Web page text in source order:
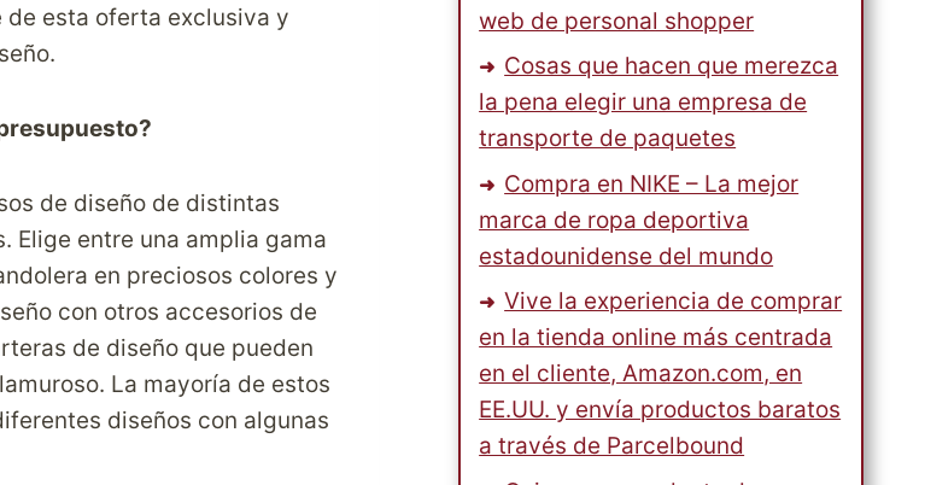
esta oferta exclusiva y
de diseño de distintas
Elige entre una amplia gama
en preciosos colores y
con otros accesorios de
de diseño que pueden
La mayoría de estos
diseños con algunas
web de personal shopper
Cosas que hacen que merezca
la pena elegir una empresa de
transporte de paquetes
Compra en NIKE – La mejor
marca de ropa deportiva
estadounidense del mundo
Vive la experiencia de comprar
en la tienda online más centrada
en el cliente, Amazon.com, en
EE.UU. y envía productos baratos
a través de Parcelbound